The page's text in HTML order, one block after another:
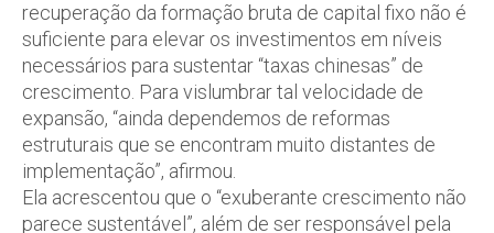
recuperação da formação bruta de capital fixo não é
suficiente para elevar os investimentos em níveis
necessários para sustentar “taxas chinesas” de
crescimento. Para vislumbrar tal velocidade de
expansão, “ainda dependemos de reformas
estruturais que se encontram muito distantes de
implementação”, afirmou.
Ela acrescentou que o “exuberante crescimento não
parece sustentável”, além de ser responsável pela